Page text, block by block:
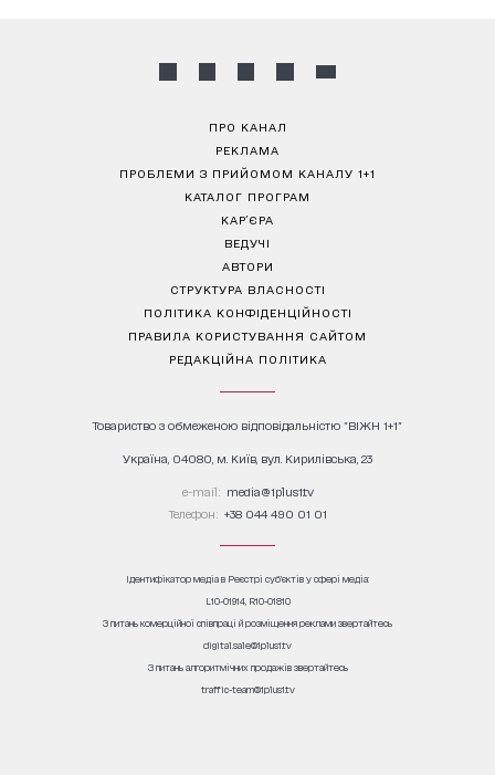
ПРО КАНАЛ
РЕКЛАМА
ПРОБЛЕМИ З ПРИЙОМОМ КАНАЛУ 1+1
КАТАЛОГ ПРОГРАМ
КАР’ЄРА
ВЕДУЧІ
АВТОРИ
СТРУКТУРА ВЛАСНОСТІ
ПОЛІТИКА КОНФІДЕНЦІЙНОСТІ
ПРАВИЛА КОРИСТУВАННЯ САЙТОМ
РЕДАКЦІЙНА ПОЛІТИКА
Товариство з обмеженою відповідальністю "ВІЖН 1+1"
Україна, 04080, м. Київ, вул. Кирилівська, 23
е-mail: media@1plus1.tv
Телефон: +38 044 490 01 01
Ідентифікатор медіа в Реєстрі суб’єктів у сфері медіа:
L10-01914, R10-01810
З питань комерційної співпраці й розміщення реклами звертайтесь
digital.sale@1plus1.tv
З питань алгоритмічних продажів звертайтесь
traffic-team@1plus1.tv